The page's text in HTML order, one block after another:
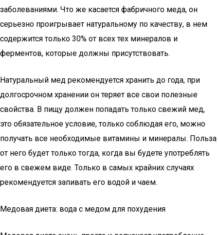
заболеваниями. Что же касается фабричного меда, он
серьезно проигрывает натуральному по качеству, в нем
содержится только 30% от всех тех минералов и
ферментов, которые должны присутствовать.
Натуральный мед рекомендуется хранить до года, при
долгосрочном хранении он теряет все свои полезные
свойства. В пищу должен попадать только свежий мед,
это обязательное условие, только соблюдая его, можно
получать все необходимые витамины и минералы. Польза
от него будет только тогда, когда вы будете употреблять
его в свежем виде. Только в самых крайних случаях
рекомендуется запивать его водой и чаем.
Медовая диета: вода с медом для похудения